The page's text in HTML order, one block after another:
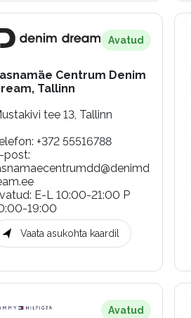
Avatud
Centrum Denim
Tallinn
tee 13, Tallinn
: +372 55516788
post:
: E-L 10:00-21:00 P
19:00
Vaata asukohta kaardil
Avatud